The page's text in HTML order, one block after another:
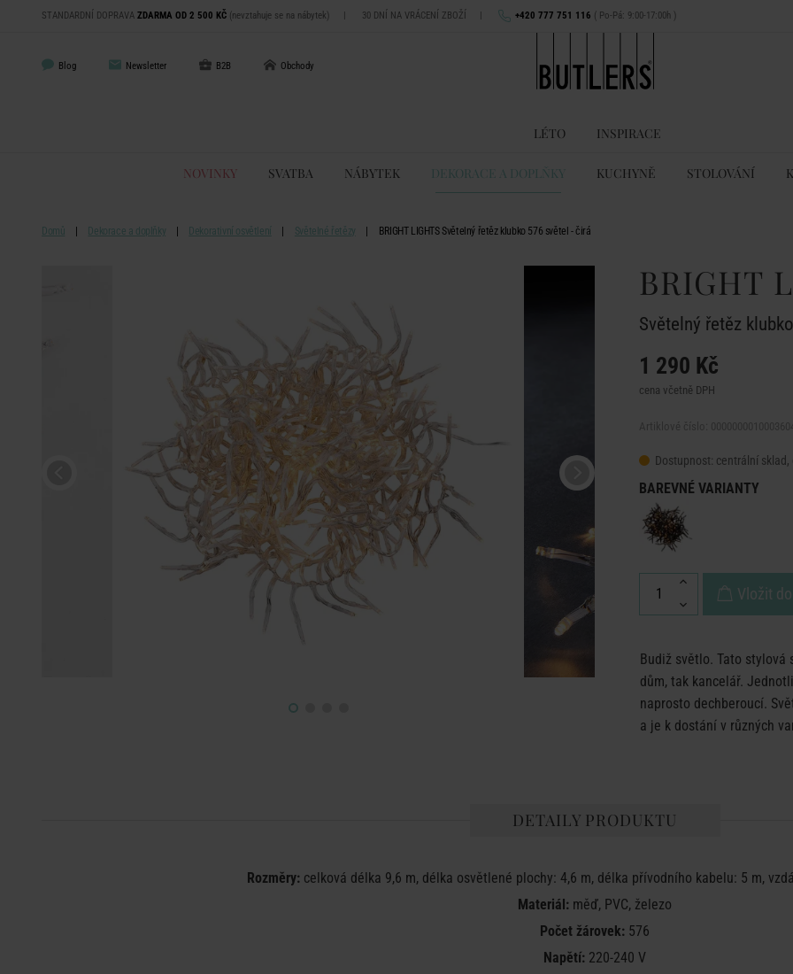
STANDARDNÍ DOPRAVA ZDARMA OD 2 500 KČ (nevztahuje se na nábytek) | 30 DNÍ NA VRÁCENÍ ZBOŽÍ | +420 777 751 116 ( Po-Pá: 9:00-17:00h )
Blog Newsletter B2B Obchody
LÉTO INSPIRACE
NOVINKY SVATBA NÁBYTEK DEKORACE A DOPLŇKY KUCHYNĚ STOLOVÁNÍ
Domů Dekorace a doplňky Dekorativní osvětlení Světelné řetězy BRIGHT LIGHTS Světelný řetěz klubko 576 světel - čirá
BRIGHT
Světelný řetěz
1 290 Kč
cena včetně DPH
Dostupnost: centrální sklad,
BAREVNÉ VARIANTY
Vložit
Budiž světlo. Tato stylová
dům, tak kancelář.
naprosto dechberoucí.
a je k dostání v různých
DETAILY PRODUKTU
Rozměry: celková délka 9,6 m, délka osvětlené plochy: 4,6 m, délka přívodního kabelu: 5 m,
Materiál: měď, PVC, železo
Počet žárovek: 576
Napětí: 220-240 V